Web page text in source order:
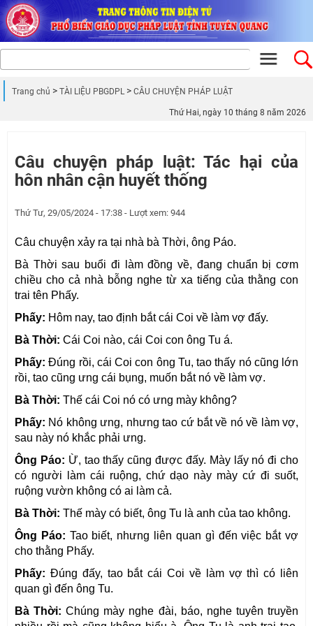
Trang chủ TÀI LIỆU PBGDPL CÂU CHUYỆN PHÁP LUẬT
Thứ Hai, ngày 10 tháng 8 năm 2026
Câu chuyện pháp luật: Tác hại của
hôn nhân cận huyết thống
Thứ Tư, 29/05/2024 - 17:38 - Lượt xem: 944
Câu chuyện xảy ra tại nhà bà Thời, ông Páo.
Bà Thời sau buổi đi làm đồng về, đang chuẩn bị cơm
chiều cho cả nhà bỗng nghe từ xa tiếng của thằng con
trai tên Phấy.
Phấy: Hôm nay, tao định bắt cái Coi về làm vợ đấy.
Bà Thời: Cái Coi nào, cái Coi con ông Tu á.
Phấy:Đúng rồi, cái Coi con ông Tu, tao thấy nó cũng lớn
rồi, tao cũng ưng cái bụng, muốn bắt nó về làm vợ.
Bà Thời: Thế cái Coi nó có ưng mày không?
Phấy: Nó không ưng, nhưng tao cứ bắt về nó về làm vợ,
sau này nó khắc phải ưng.
Ông Páo: Ừ, tao thấy cũng được đấy. Mày lấy nó đi cho
có người làm cái ruộng, chứ dạo này mày cứ đi suốt,
ruộng vườn không có ai làm cả.
Bà Thời: Thế mày có biết, ông Tu là anh của tao không.
Ông Páo: Tao biết, nhưng liên quan gì đến việc bắt vợ
cho thằng Phấy.
Phấy: Đúng đấy, tao bắt cái Coi về làm vợ thì có liên
quan gì đến ông Tu.
Bà Thời:Chúng mày nghe đài, báo, nghe tuyên truyền